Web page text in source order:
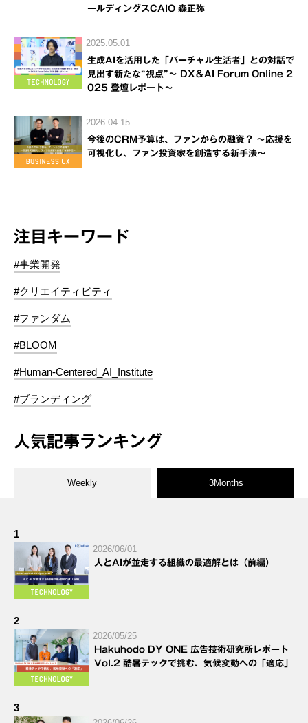
ールディングスCAIO 森正弥
2025.05.01
生成AIを活用した「バーチャル生活者」との対話で
見出す新たな“視点”～ DX＆AI Forum Online 2
025 登壇レポート～
2026.04.15
今後のCRM予算は、ファンからの融資？ ～応援を
可視化し、ファン投資家を創造する新手法～
注目キーワード
#事業開発
#クリエイティビティ
#ファンダム
#BLOOM
#Human-Centered_AI_Institute
#ブランディング
人気記事ランキング
Weekly 3Months
1
2026/06/01
人とAIが並走する組織の最適解とは（前編）
2
2026/05/25
Hakuhodo DY ONE 広告技術研究所レポート
Vol.2 酷暑テックで挑む、気候変動への「適応」
3